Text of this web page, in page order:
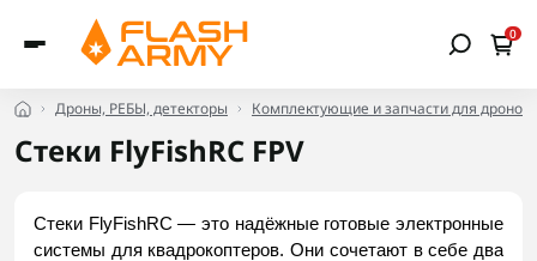
0
Дроны, РЕБЫ, детекторы Комплектующие и запчасти для дронов
Стеки FlyFishRC FPV
Стеки FlyFishRC — это надёжные готовые электронные
системы для квадрокоптеров. Они сочетают в себе два